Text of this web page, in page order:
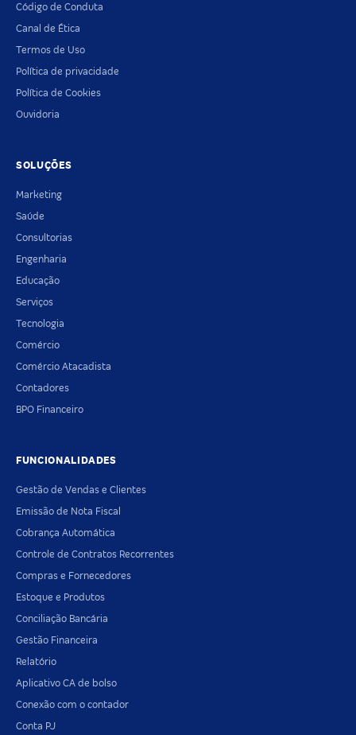
Código de Conduta
Canal de Ética
Termos de Uso
Política de privacidade
Política de Cookies
Ouvidoria
SOLUÇÕES
Marketing
Saúde
Consultorias
Engenharia
Educação
Serviços
Tecnologia
Comércio
Comércio Atacadista
Contadores
BPO Financeiro
FUNCIONALIDADES
Gestão de Vendas e Clientes
Emissão de Nota Fiscal
Cobrança Automática
Controle de Contratos Recorrentes
Compras e Fornecedores
Estoque e Produtos
Conciliação Bancária
Gestão Financeira
Relatório
Aplicativo CA de bolso
Conexão com o contador
Conta PJ